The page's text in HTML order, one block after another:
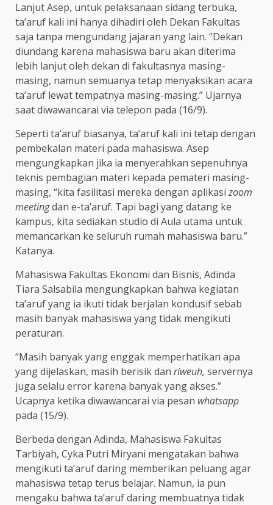
Lanjut Asep, untuk pelaksanaan sidang terbuka,
ta’aruf kali ini hanya dihadiri oleh Dekan Fakultas
saja tanpa mengundang jajaran yang lain. “Dekan
diundang karena mahasiswa baru akan diterima
lebih lanjut oleh dekan di fakultasnya masing-
masing, namun semuanya tetap menyaksikan acara
ta’aruf lewat tempatnya masing-masing.” Ujarnya
saat diwawancarai via telepon pada (16/9).
Seperti ta’aruf biasanya, ta’aruf kali ini tetap dengan
pembekalan materi pada mahasiswa. Asep
mengungkapkan jika ia menyerahkan sepenuhnya
teknis pembagian materi kepada pemateri masing-
masing, “kita fasilitasi mereka dengan aplikasizoom
meetingdan e-ta’aruf. Tapi bagi yang datang ke
kampus, kita sediakan studio di Aula utama untuk
memancarkan ke seluruh rumah mahasiswa baru.”
Katanya.
Mahasiswa Fakultas Ekonomi dan Bisnis, Adinda
Tiara Salsabila mengungkapkan bahwa kegiatan
ta’aruf yang ia ikuti tidak berjalan kondusif sebab
masih banyak mahasiswa yang tidak mengikuti
peraturan.
“Masih banyak yang enggak memperhatikan apa
yang dijelaskan, masih berisik dan riweuh, servernya
juga selalu error karena banyak yang akses.”
Ucapnya ketika diwawancarai via pesan whatsapp
pada (15/9).
Berbeda dengan Adinda, Mahasiswa Fakultas
Tarbiyah, Cyka Putri Miryani mengatakan bahwa
mengikuti ta’aruf daring memberikan peluang agar
mahasiswa tetap terus belajar. Namun, ia pun
mengaku bahwa ta’aruf daring membuatnya tidak